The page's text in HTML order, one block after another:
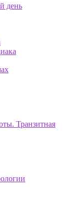
день
Транзитная